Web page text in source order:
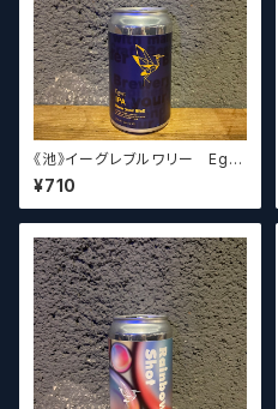
《池》イーグレブルワリー Egre
t IPA
¥710